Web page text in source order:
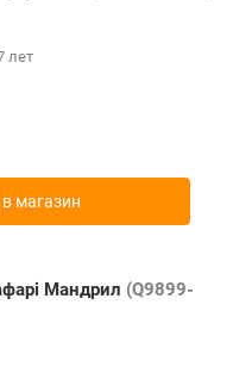
лет
магазин
Мандрил (Q9899-